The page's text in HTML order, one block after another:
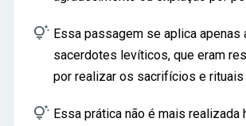
 Essa passagem se aplica apenas
sacerdotes levíticos, que eram
por realizar os sacrifícios e
 Essa prática não é mais realizada